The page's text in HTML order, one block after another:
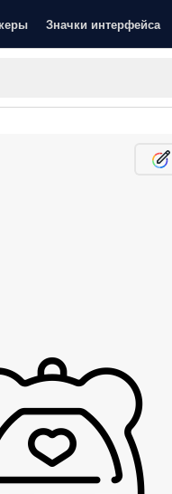
Значки интерфейса